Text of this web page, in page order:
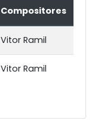
Compositores
Vitor Ramil
Vitor Ramil